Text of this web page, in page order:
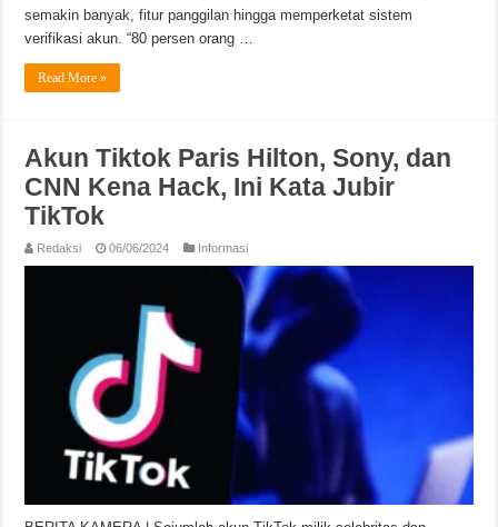
semakin banyak, fitur panggilan hingga memperketat sistem
verifikasi akun. “80 persen orang …
Read More »
Akun Tiktok Paris Hilton, Sony, dan
CNN Kena Hack, Ini Kata Jubir
TikTok
Redaksi 06/06/2024 Informasi